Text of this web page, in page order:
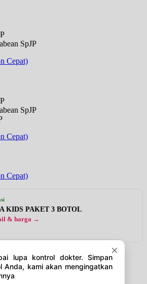
SpJP
Cepat)
SpJP
Cepat)
Cepat)
KIDS PAKET 3 BOTOL
& harga →
Member VIP